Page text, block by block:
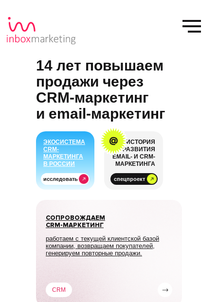
14 лет повышаем
продажи через
CRM-маркетинг
и email-маркетинг
спецпроект
ИСТОРИЯ
РАЗВИТИЯ
EMAIL- И CRM-
МАРКЕТИНГА
исследовать
ЭКОСИСТЕМА
CRM-
МАРКЕТИНГА
В РОССИИ
СОПРОВОЖДАЕМ
CRM-МАРКЕТИНГ
работаем с текущей клиентской базой
компании, возвращаем покупателей,
генерируем повторные продажи.
CRM